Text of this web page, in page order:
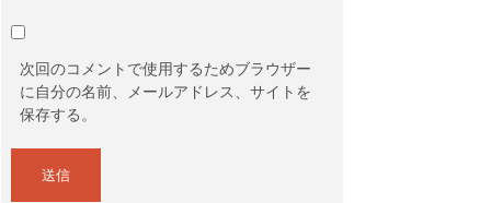
次回のコメントで使用するためブラウザー
に自分の名前、メールアドレス、サイトを
保存する。